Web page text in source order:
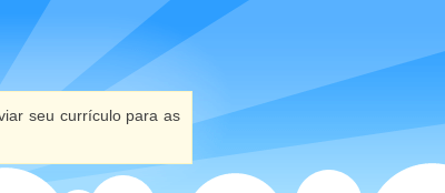
seu currículo para as